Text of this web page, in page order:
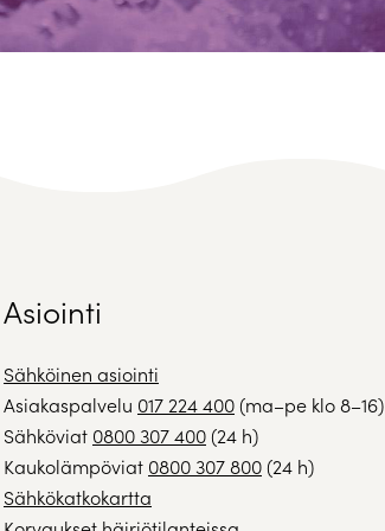
Asiointi
Sähköinen asiointi
Asiakaspalvelu 017 224 400(ma–pe klo 8–16)
Sähköviat 0800 307 400(24 h)
Kaukolämpöviat 0800 307 800(24 h)
Sähkökatkokartta